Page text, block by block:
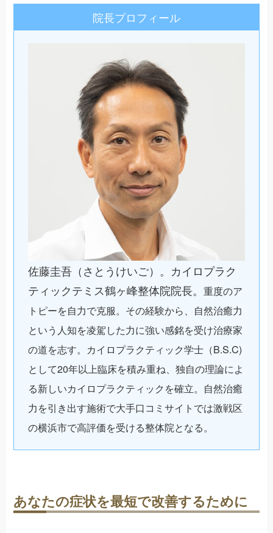
院長プロフィール
佐藤圭吾（さとうけいご）。カイロプラク
ティックテミス鶴ヶ峰整体院院長。 重度のア
トピーを自力で克服。その経験から、自然治癒力
という人知を凌駕した力に強い感銘を受け治療家
の道を志す。カイロプラクティック学士（B.S.C)
として20年以上臨床を積み重ね、独自の理論によ
る新しいカイロプラクティックを確立。自然治癒
力を引き出す施術で大手口コミサイトでは激戦区
の横浜市で高評価を受ける整体院となる。
あなたの症状を最短で改善するために